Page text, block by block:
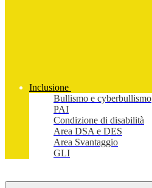
Inclusione
Bullismo e cyberbullismo
PAI
Condizione di disabilità
Area DSA e DES
Area Svantaggio
GLI